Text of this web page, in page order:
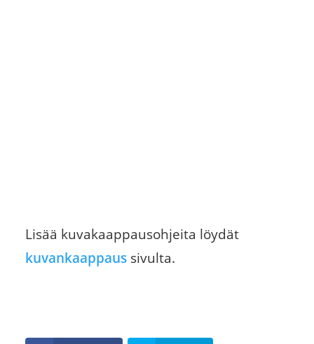
Lisää kuvakaappausohjeita löydät
kuvankaappaussivulta.